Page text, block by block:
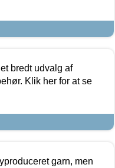
bredt udvalg af
Klik her for at se
garn, men